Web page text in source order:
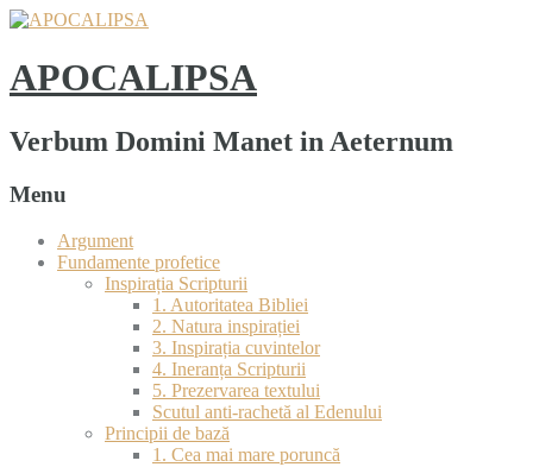
APOCALIPSA
Verbum Domini Manet in Aeternum
Menu
Argument
Fundamente profetice
Inspirația Scripturii
1. Autoritatea Bibliei
2. Natura inspirației
3. Inspirația cuvintelor
4. Ineranța Scripturii
5. Prezervarea textului
Scutul anti-rachetă al Edenului
Principii de bază
1. Cea mai mare poruncă